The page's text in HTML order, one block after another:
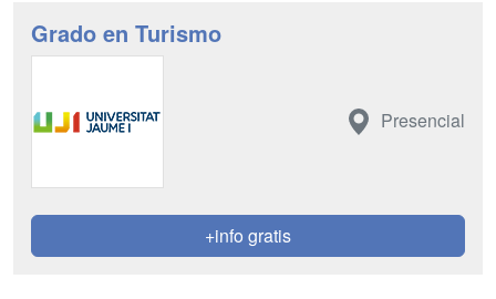
Grado en Turismo
Presencial
+info gratis